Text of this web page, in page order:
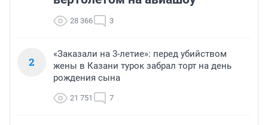
28 366 3
2
«Заказали на 3-летие»: перед убийством
жены в Казани турок забрал торт на день
рождения сына
21 751 7